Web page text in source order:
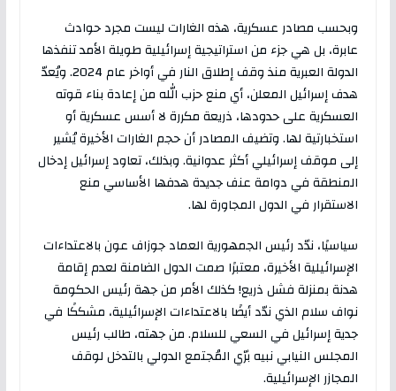
وبحسب مصادر عسكرية، هذه الغارات ليست مجرد حوادث
عابرة، بل هي جزء من استراتيجية إسرائيلية طويلة الأمد تنفذها
الدولة العبرية منذ وقف إطلاق النار في أواخر عام 2024. ويُعدّ
هدف إسرائيل المعلن، أي منع حزب الله من إعادة بناء قوته
العسكرية على حدودها، ذريعة مكررة لا أسس عسكرية أو
استخبارتية لها. وتضيف المصادر أن حجم الغارات الأخيرة يُشير
إلى موقف إسرائيلي أكثر عدوانية. وبذلك، تعاود إسرائيل إدخال
المنطقة في دوامة عنف جديدة هدفها الأساسي منع
الاستقرار في الدول المجاورة لها.
سياسيًا، ندّد رئيس الجمهورية العماد جوزاف عون بالاعتداءات
الإسرائيلية الأخيرة، معتبرًا صمت الدول الضامنة لعدم إقامة
هدنة بمنزلة فشل ذريع! كذلك الأمر من جهة رئيس الحكومة
نواف سلام الذي ندّد أيضًا بالاعتداءات الإسرائيلية، مشككًا في
جدية إسرائيل في السعي للسلام. من جهته، طالب رئيس
المجلس النيابي نبيه برّي المُجتمع الدولي بالتدخل لوقف
المجازر الإسرائيلية.